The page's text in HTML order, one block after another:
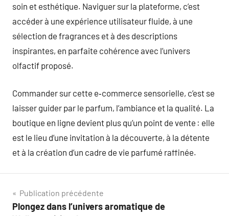
soin et esthétique. Naviguer sur la plateforme, c’est
accéder à une expérience utilisateur fluide, à une
sélection de fragrances et à des descriptions
inspirantes, en parfaite cohérence avec l’univers
olfactif proposé.
Commander sur cette e‑commerce sensorielle, c’est se
laisser guider par le parfum, l’ambiance et la qualité. La
boutique en ligne devient plus qu’un point de vente : elle
est le lieu d’une invitation à la découverte, à la détente
et à la création d’un cadre de vie parfumé raffinée.
Navigation
Publication précédente
Plongez dans l’univers aromatique de